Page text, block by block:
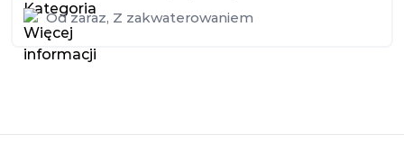
Od zaraz, Z zakwaterowaniem